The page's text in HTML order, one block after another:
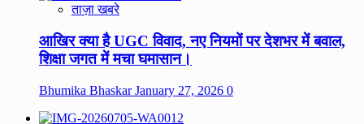
ताज़ा खबरे
आखिर क्या है UGC विवाद, नए नियमों पर देशभर में बवाल,
शिक्षा जगत में मचा घमासान।
Bhumika BhaskarJanuary 27, 2026 0